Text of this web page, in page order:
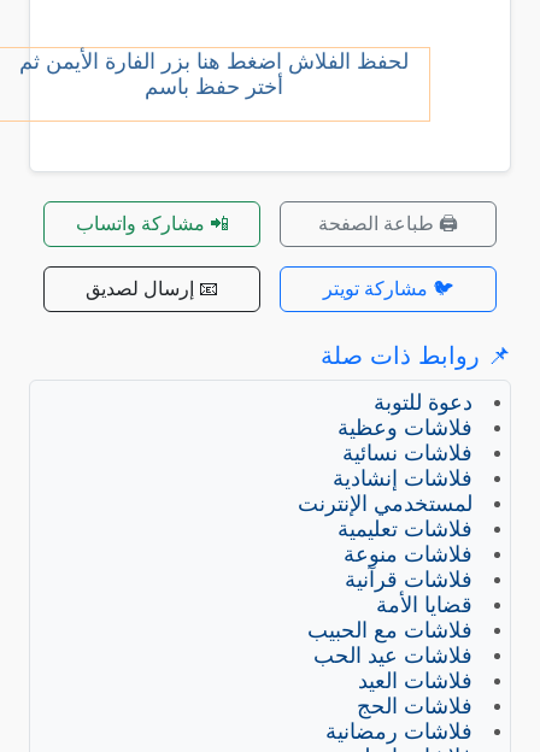
لحفظ الفلاش اضغط هنا بزر الفارة الأيمن ثم
أختر حفظ باسم
🖨️ طباعة الصفحة 📲 مشاركة واتساب
🐦 مشاركة تويتر 📧 إرسال لصديق
ذات صلة
دعوة للتوبة
فلاشات وعظية
فلاشات نسائية
فلاشات إنشادية
لمستخدمي الإنترنت
فلاشات تعليمية
فلاشات منوعة
فلاشات قرآنية
قضايا الأمة
فلاشات مع الحبيب
فلاشات عيد الحب
فلاشات العيد
فلاشات الحج
فلاشات رمضانية